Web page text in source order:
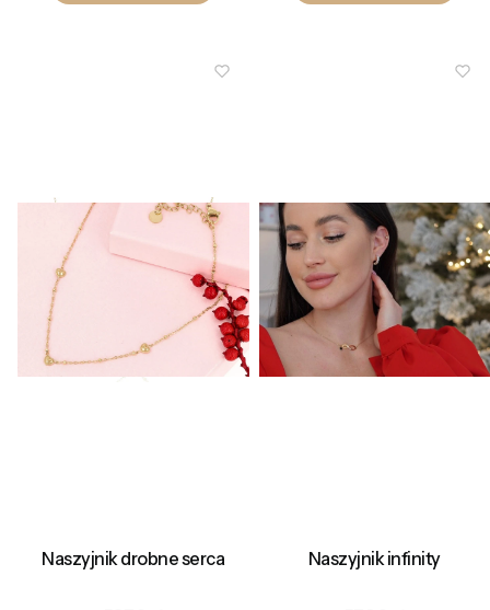
Naszyjnik drobne serca Naszyjnik infinity